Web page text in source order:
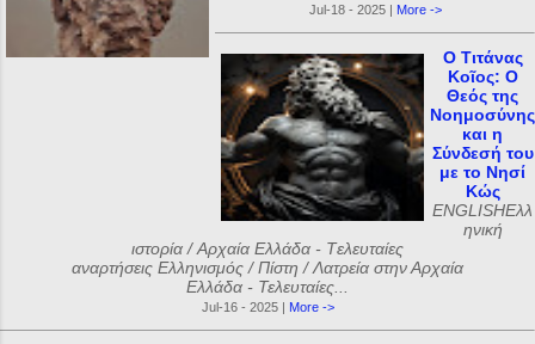
Jul-18 - 2025 | More ->
Ο Τιτάνας
Κοῖος: Ο
Θεός της
Νοημοσύνης
και η
Σύνδεσή του
με το Νησί
Κώς
ENGLISHΕλλ
ηνική
ιστορία / Αρχαία Ελλάδα - Tελευταίες
αναρτήσεις Ελληνισμός / Πίστη / Λατρεία στην Αρχαία
Ελλάδα - Τελευταίες...
Jul-16 - 2025 | More ->